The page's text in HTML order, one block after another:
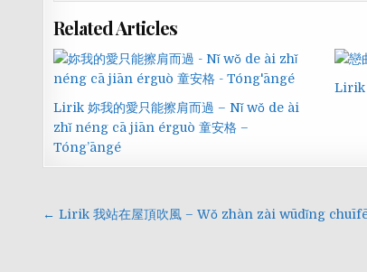
Related Articles
Lirik 妳我的愛只能擦肩而過 – Nǐ wǒ de ài
zhǐ néng cā jiān érguò 童安格 –
Tóng’āngé
Lirik
Navigasi
← Lirik 我站在屋頂吹風 – Wǒ zhàn zài wūdǐng